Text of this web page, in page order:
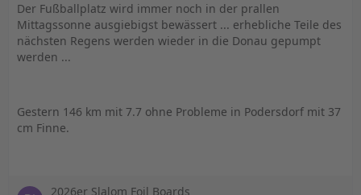
Der Fußballplatz wird immer noch in der prallen
Mittagssonne ausgiebigst bewässert ... erhebliche Teile des
nächsten Regens werden wieder in die Donau gepumpt
werden ...
Gestern 146 km mit 7.7 ohne Probleme in Podersdorf mit 37
cm Finne.
2026er Slalom Foil Boards